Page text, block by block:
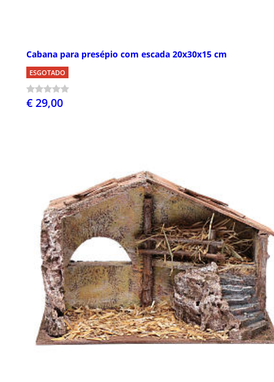
Cabana para presépio com escada 20x30x15 cm
ESGOTADO
€ 29,00